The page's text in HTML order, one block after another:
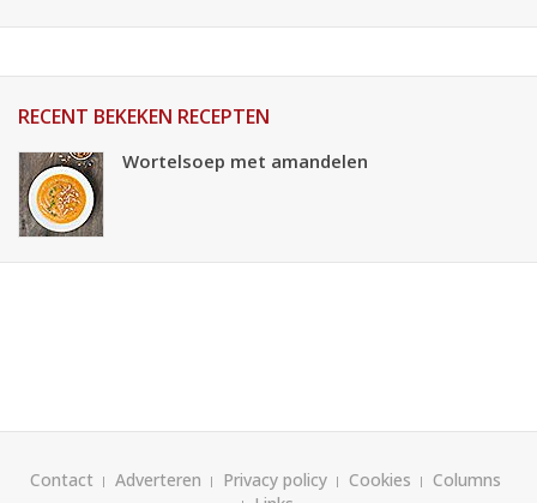
RECENT BEKEKEN RECEPTEN
Wortelsoep met amandelen
Contact Adverteren Privacy policy Cookies
Columns